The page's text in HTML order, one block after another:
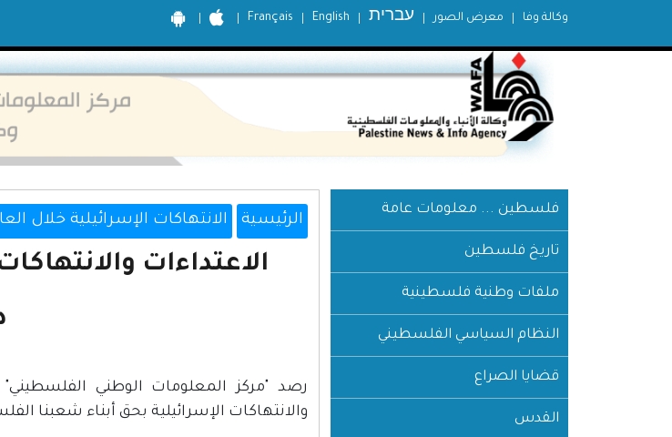
Français English עברית معرض الصور وكالة وفا
فلسطين ... معلومات عامة
تاريخ فلسطين
ملفات وطنية فلسطينية
النظام السياسي الفلسطيني
قضايا الصراع
القدس
الرئيسية الانتهاكات الإسرائيلية خلال العام
الاعتداءات
رصد "مركز المعلومات الوطني الفلسطيني"
والانتهاكات الإسرائيلية بحق أبناء شعبنا الفلسطيني وممتلكاته